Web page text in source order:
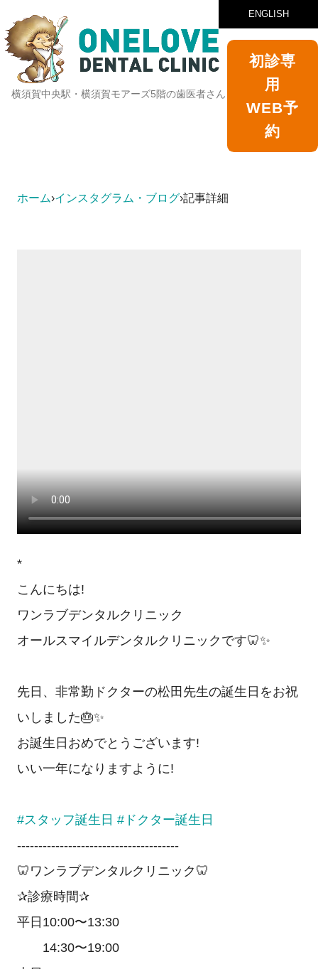
ENGLISH
横須賀中央駅・横須賀モアーズ5階の歯医者さん
初診専
用
WEB予
約
ホーム›インスタグラム・ブログ›記事詳細
*
こんにちは!
ワンラブデンタルクリニック
オールスマイルデンタルクリニックです🦷✨
先日、非常勤ドクターの松田先生の誕生日をお祝
いしました🎂✨
お誕生日おめでとうございます!
いい一年になりますように!
#スタッフ誕生日 #ドクター誕生日
--------------------------------------
🦷ワンラブデンタルクリニック🦷
✰診療時間✰
平日10:00〜13:30
14:30〜19:00